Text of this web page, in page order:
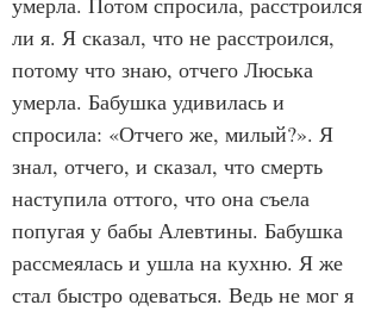
ли я. Я сказал, что не расстроился,
потому что знаю, отчего Люська
умерла. Бабушка удивилась и
спросила: «Отчего же, милый?». Я
знал, отчего, и сказал, что смерть
наступила оттого, что она съела
попугая у бабы Алевтины. Бабушка
рассмеялась и ушла на кухню. Я же
стал быстро одеваться. Ведь не мог я